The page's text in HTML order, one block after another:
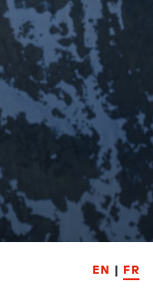
EN | FR